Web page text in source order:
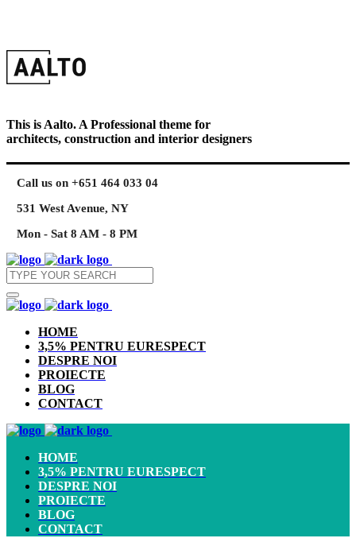
This is Aalto. A Professional theme for
architects, construction and interior designers
Call us on +651 464 033 04
531 West Avenue, NY
Mon - Sat 8 AM - 8 PM
HOME
3,5% PENTRU EURESPECT
DESPRE NOI
PROIECTE
BLOG
CONTACT
HOME
3,5% PENTRU EURESPECT
DESPRE NOI
PROIECTE
BLOG
CONTACT